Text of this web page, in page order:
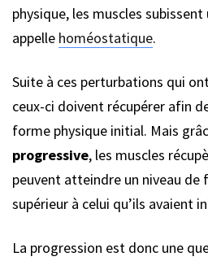
physique, les muscles
appelle homéostatique.
Suite à ces perturbations qui
ceux-ci doivent récupérer afin
forme physique initial. Mais
progressive, les muscles
peuvent atteindre un niveau de
supérieur à celui qu’ils avaient
La progression est donc une